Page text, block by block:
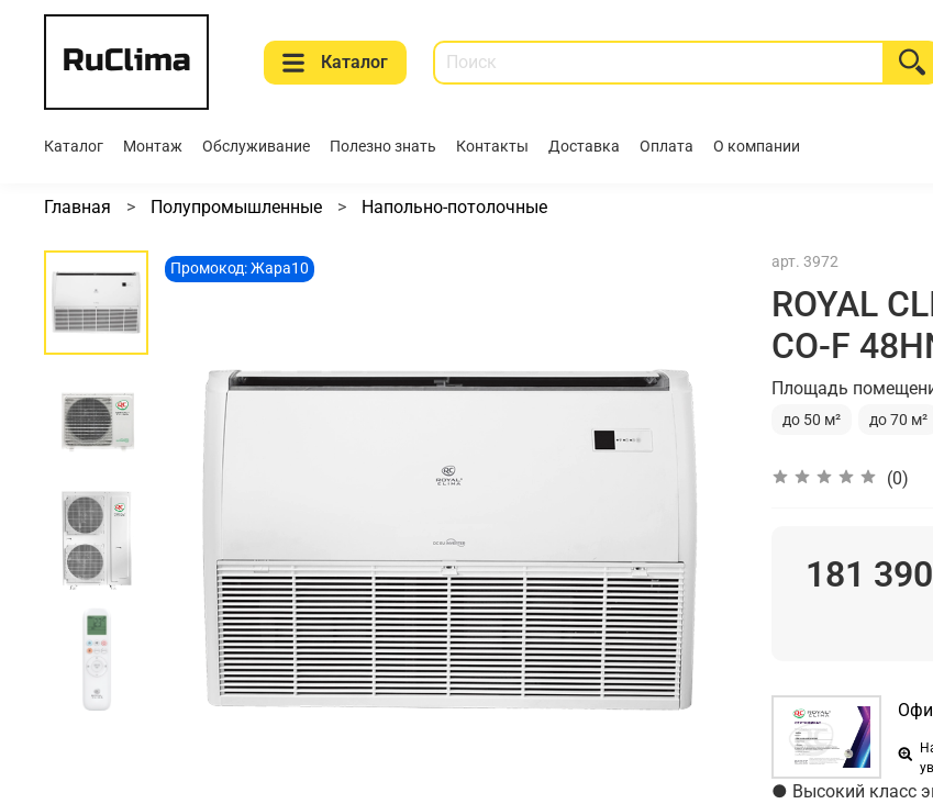
Каталог
Каталог Монтаж Обслуживание Полезно знать Контакты Доставка Оплата О компании
Главная Полупромышленные Напольно-потолочные
Промокод: Жара10 арт. 3972
ROYAL
CO-F
Площадь
до 50 м² до 70 м²
(0)
181
● Высокий класс